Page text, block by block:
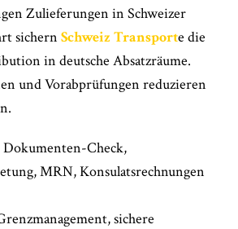
Zulieferungen in Schweizer
sichern Schweiz Transporte die
in deutsche Absatzräume.
und Vorabprüfungen reduzieren
Dokumenten-Check,
MRN, Konsulatsrechnungen
sichere